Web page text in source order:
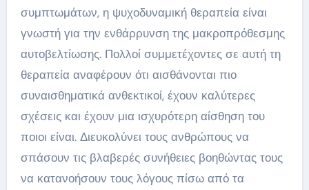
συμπτωμάτων, η ψυχοδυναμική θεραπεία είναι
γνωστή για την ενθάρρυνση της μακροπρόθεσμης
αυτοβελτίωσης. Πολλοί συμμετέχοντες σε αυτή τη
θεραπεία αναφέρουν ότι αισθάνονται πιο
συναισθηματικά ανθεκτικοί, έχουν καλύτερες
σχέσεις και έχουν μια ισχυρότερη αίσθηση του
ποιοι είναι. Διευκολύνει τους ανθρώπους να
σπάσουν τις βλαβερές συνήθειες βοηθώντας τους
να κατανοήσουν τους λόγους πίσω από τα